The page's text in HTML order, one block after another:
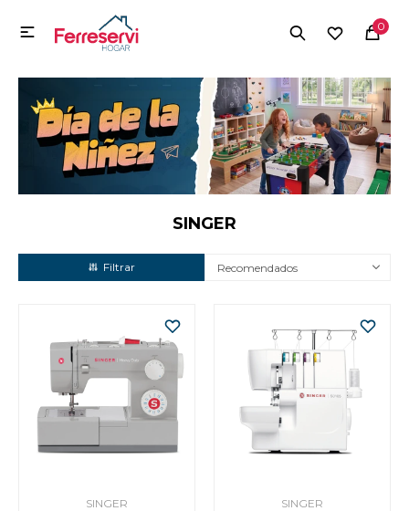
0

SINGER
Recomendados
SINGER SINGER
MI CUENTA
Menú Herramientas y Construcción Electrodomésticos
Herramientas y Construcción
Tecnología
Deportes
Camping